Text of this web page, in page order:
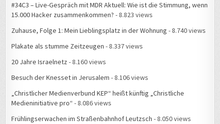
#34C3 – Live-Gespräch mit MDR Aktuell: Wie ist die Stimmung, wenn
15.000 Hacker zusammenkommen? - 8.823 views
Zuhause, Folge 1: Mein Lieblingsplatz in der Wohnung - 8.740 views
Plakate als stumme Zeitzeugen - 8.337 views
20 Jahre Israelnetz - 8.160 views
Besuch der Knesset in Jerusalem - 8.106 views
„Christlicher Medienverbund KEP“ heißt künftig „Christliche
Medieninitiative pro“ - 8.086 views
Frühlingserwachen im Straßenbahnhof Leutzsch - 8.050 views